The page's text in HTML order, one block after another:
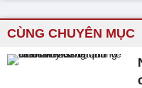
CÙNG CHUYÊN MỤC